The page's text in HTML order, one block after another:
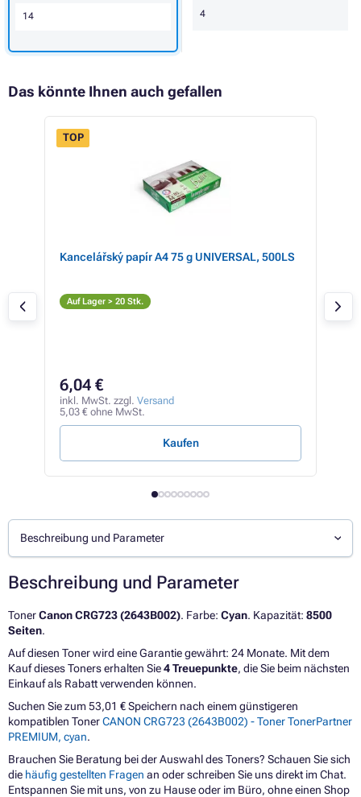
4
14
Das könnte Ihnen auch gefallen
TOP
Kancelářský papír A4 75 g UNIVERSAL, 500LS
Auf Lager > 20 Stk.
6,04 €
inkl. MwSt. zzgl. Versand
5,03 € ohne MwSt.
Kaufen
Beschreibung und Parameter
Beschreibung und Parameter
TonerCanon CRG723 (2643B002). Farbe: Cyan. Kapazität: 8500
Seiten.
Auf diesen Toner wird eine Garantie gewährt: 24 Monate. Mit dem
Kauf dieses Toners erhalten Sie4 Treuepunkte, die Sie beim nächsten
Einkauf als Rabatt verwenden können.
Suchen Sie zum 53,01 € Speichern nach einem günstigeren
kompatiblen TonerCANON CRG723 (2643B002) - Toner TonerPartner
PREMIUM, cyan.
Brauchen Sie Beratung bei der Auswahl des Toners? Schauen Sie sich
die häufig gestellten Fragen an oder schreiben Sie uns direkt im Chat.
Entspannen Sie mit uns, von zu Hause oder im Büro, ohne einen Shop